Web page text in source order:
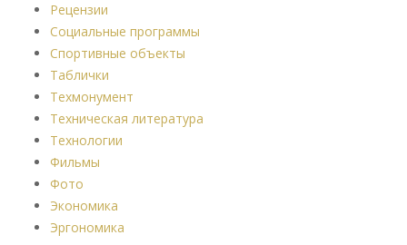
Рецензии
Социальные программы
Спортивные объекты
Таблички
Техмонумент
Техническая литература
Технологии
Фильмы
Фото
Экономика
Эргономика